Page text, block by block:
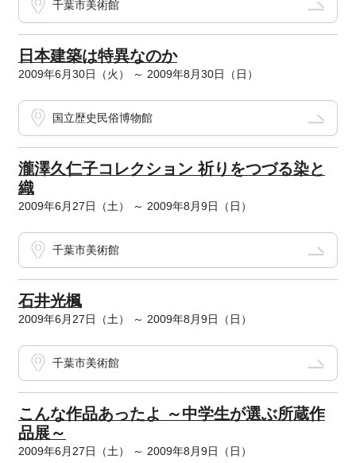
千葉市美術館
日本建築は特異なのか
2009年6月30日（火） ～ 2009年8月30日（日）
国立歴史民俗博物館
瀧澤久仁子コレクション 祈りをつづる染と
織
2009年6月27日（土） ～ 2009年8月9日（日）
千葉市美術館
石井光楓
2009年6月27日（土） ～ 2009年8月9日（日）
千葉市美術館
こんな作品あったよ ～中学生が選ぶ所蔵作
品展～
2009年6月27日（土） ～ 2009年8月9日（日）